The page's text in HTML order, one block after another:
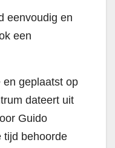
eenvoudig en
een
en geplaatst op
dateert uit
Guido
tijd behoorde